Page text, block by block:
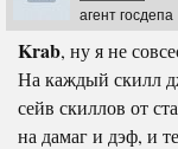
агент госдепа
Krab, ну я не
На каждый скилл
сейв скиллов от
на дамаг и дэф, и